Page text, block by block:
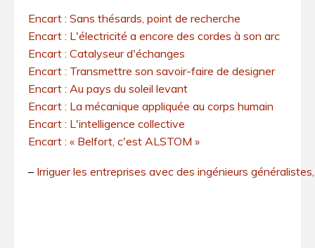
Encart : Sans thésards, point de recherche
Encart : L'électricité a encore des cordes à son arc
Encart : Catalyseur d'échanges
Encart : Transmettre son savoir-faire de designer
Encart : Au pays du soleil levant
Encart : La mécanique appliquée au corps humain
Encart : L'intelligence collective
Encart : « Belfort, c'est ALSTOM »
– Irriguer les entreprises avec des ingénieurs